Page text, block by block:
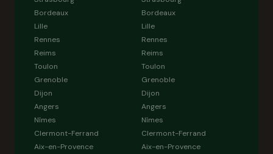
Bordeaux
Lille
Rennes
Reims
Toulon
Grenoble
Dijon
Angers
Nîmes
Clermont-Ferrand
Aix-en-Provence
Bordeaux
Lille
Rennes
Reims
Toulon
Grenoble
Dijon
Angers
Nîmes
Clermont-Ferrand
Aix-en-Provence